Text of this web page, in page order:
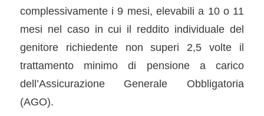
complessivamente i 9 mesi, elevabili a 10 o 11
mesi nel caso in cui il reddito individuale del
genitore richiedente non superi 2,5 volte il
trattamento minimo di pensione a carico
dell’Assicurazione Generale Obbligatoria
(AGO).